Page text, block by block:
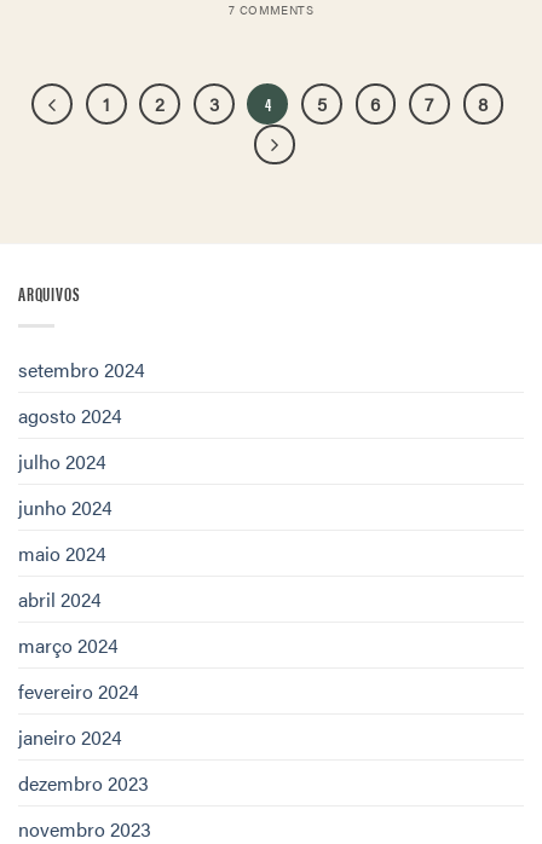
7 COMMENTS
1 2 3 4 5 6 7 8
ARQUIVOS
setembro 2024
agosto 2024
julho 2024
junho 2024
maio 2024
abril 2024
março 2024
fevereiro 2024
janeiro 2024
dezembro 2023
novembro 2023